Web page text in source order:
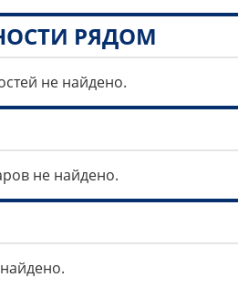
РЯДОМ
не найдено.
не найдено.